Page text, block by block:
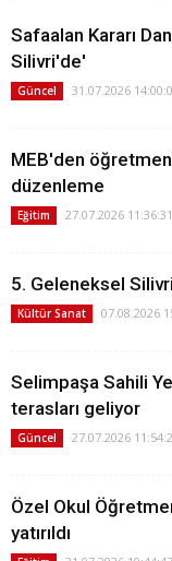
Safaalan Kararı
Silivri'de'
Güncel 31.07.2026
MEB'den
düzenleme
Eğitim 27.07.2026 11:36:31
5. Geleneksel
Kültür Sanat 07.08.2026
Selimpaşa Sahili
terasları geliyor
Güncel 27.07.2026
Özel Okul
yatırıldı